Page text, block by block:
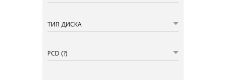
ТИП ДИСКА
PCD (?)